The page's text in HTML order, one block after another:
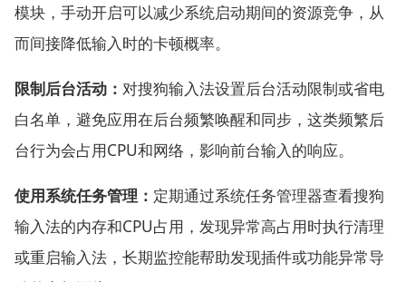
模块，手动开启可以减少系统启动期间的资源竞争，从
而间接降低输入时的卡顿概率。
限制后台活动： 对搜狗输入法设置后台活动限制或省电
白名单，避免应用在后台频繁唤醒和同步，这类频繁后
台行为会占用CPU和网络，影响前台输入的响应。
使用系统任务管理： 定期通过系统任务管理器查看搜狗
输入法的内存和CPU占用，发现异常高占用时执行清理
或重启输入法，长期监控能帮助发现插件或功能异常导